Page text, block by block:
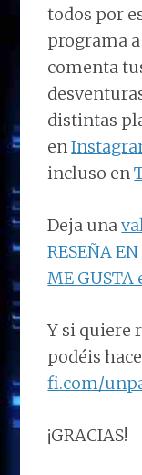
todos por
programa
comenta
distintas
en
incluso en
Deja una
RESEÑA
ME GUSTA
Y si quiere
podéis
fi.com/
¡GRACIAS!